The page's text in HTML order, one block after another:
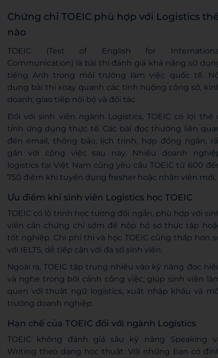
Chứng chỉ TOEIC phù hợp với Logistics
nào
TOEIC (Test of English for
Communication) là bài thi đánh giá khả năng sử
tiếng Anh trong môi trường làm việc quốc tế.
dung bài thi xoay quanh các tình huống công sở,
doanh, giao tiếp nội bộ và đối tác.
Đối với sinh viên ngành Logistics, TOEIC có lợi thế
tính ứng dụng thực tế. Các bài đọc thường liên
đến email, thông báo, lịch trình, hợp đồng ngắn,
gần với công việc sau này. Nhiều doanh
logistics tại Việt Nam cũng yêu cầu TOEIC từ 600
750 điểm khi tuyển dụng fresher hoặc nhân viên mới.
Ưu điểm khi sinh viên Logistics học TOEIC
TOEIC có lộ trình học tương đối ngắn, phù hợp với
viên cần chứng chỉ sớm để nộp hồ sơ thực tập
tốt nghiệp. Chi phí thi và học TOEIC cũng thấp hơn
với IELTS, dễ tiếp cận với đa số sinh viên.
Ngoài ra, TOEIC tập trung nhiều vào kỹ năng đọc
và nghe trong bối cảnh công việc, giúp sinh viên
quen với thuật ngữ logistics, xuất nhập khẩu và
trường doanh nghiệp.
Hạn chế của TOEIC đối với ngành Logistics
TOEIC không đánh giá sâu kỹ năng Speaking
Writing theo dạng học thuật. Với những bạn có